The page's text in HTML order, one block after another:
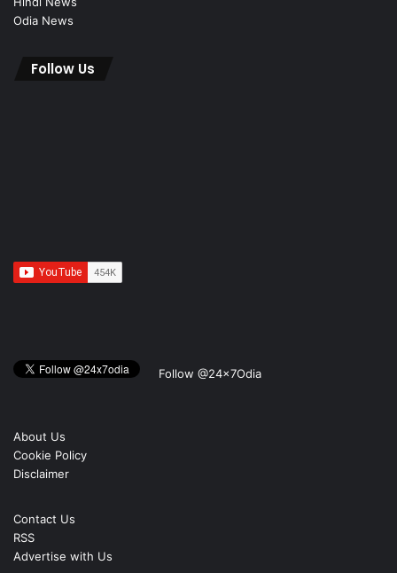
Odia News
Follow Us
Follow @24x7Odia
About Us
Cookie Policy
Disclaimer
Contact Us
RSS
Advertise with Us